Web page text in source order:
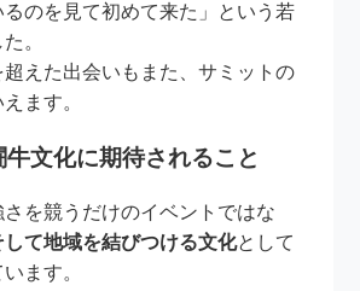
のを見て初めて来た」という若
。
超えた出会いもまた、サミットの
ます。
牛文化に期待されること
を競うだけのイベントではな
して地域を結びつける文化として
ます。